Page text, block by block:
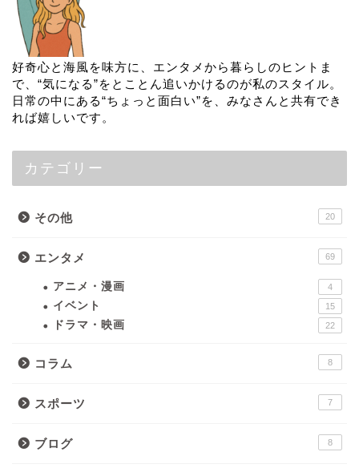
好奇心と海風を味方に、エンタメから暮らしのヒントま
で、“気になる”をとことん追いかけるのが私のスタイル。
日常の中にある“ちょっと面白い”を、みなさんと共有でき
れば嬉しいです。
カテゴリー
その他 20
エンタメ 69
アニメ・漫画 4
イベント 15
ドラマ・映画 22
コラム 8
スポーツ 7
ブログ 8